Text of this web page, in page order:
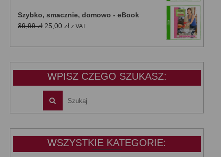
39,99 zł.25,00 zł.
Szybko, smacznie, domowo - eBook
39,99zł Pierwotna
wynosiła:
25,00 złAktualna
wynosi:
z VAT
WPISZ CZEGO SZUKASZ:
WSZYSTKIE KATEGORIE: